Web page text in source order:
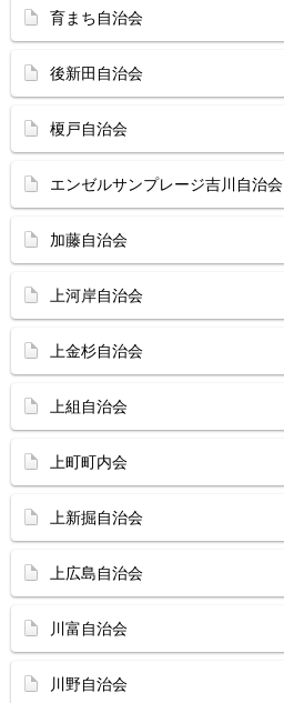
育まち自治会
後新田自治会
榎戸自治会
エンゼルサンプレージ吉川自治会
加藤自治会
上河岸自治会
上金杉自治会
上組自治会
上町町内会
上新掘自治会
上広島自治会
川富自治会
川野自治会